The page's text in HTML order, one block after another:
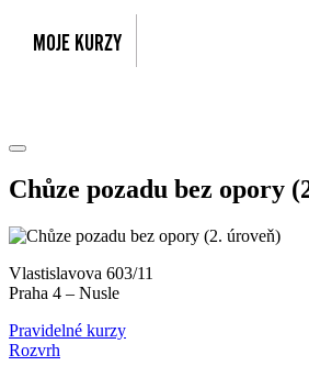
Chůze pozadu bez opory
Vlastislavova 603/11
Praha 4 – Nusle
Pravidelné kurzy
Rozvrh